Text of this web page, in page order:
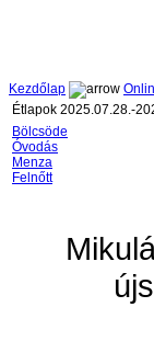
Kezdőlap
Étlapok 2025.07.28.-
Bölcsöde
Óvodás
Menza
Felnőtt